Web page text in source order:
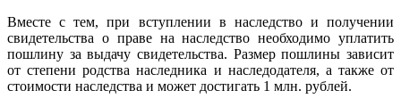
Вместе с тем, при вступлении в наследство и получении
свидетельства о праве на наследство необходимо уплатить
пошлину за выдачу свидетельства. Размер пошлины зависит
от степени родства наследника и наследодателя, а также от
стоимости наследства и может достигать 1 млн. рублей.